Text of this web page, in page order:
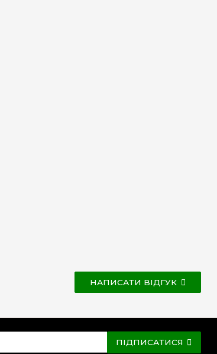
НАПИСАТИ ВІДГУК
ПІДПИСАТИСЯ